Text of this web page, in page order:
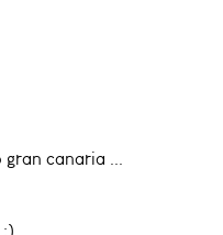
gran canaria ...